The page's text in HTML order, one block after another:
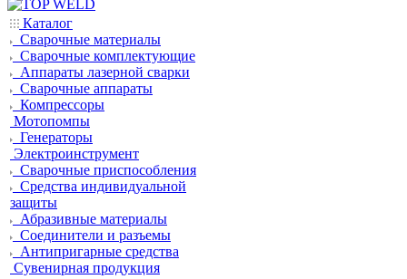
Каталог
Сварочные материалы
Сварочные комплектующие
Аппараты лазерной сварки
Сварочные аппараты
Компрессоры
Мотопомпы
Генераторы
Электроинструмент
Сварочные приспособления
Средства индивидуальной
защиты
Абразивные материалы
Соединители и разъемы
Антипригарные средства
Сувенирная продукция